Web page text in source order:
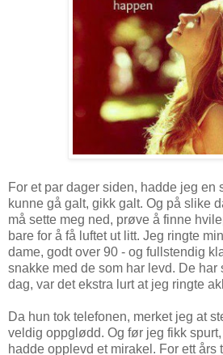
For et par dager siden, hadde jeg en
kunne gå galt, gikk galt. Og på slike
må sette meg ned, prøve å finne
bare for å få luftet ut litt. Jeg ringte
dame, godt over 90 - og fullstendig
snakke med de som har levd. De har
dag, var det ekstra lurt at jeg ringte
Da hun tok telefonen, merket jeg at
veldig oppglødd. Og før jeg fikk
hadde opplevd et mirakel. For ett års